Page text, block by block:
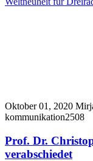
Oktober 01, 2020
kommunikation2508
Prof. Dr.
verabschiedet